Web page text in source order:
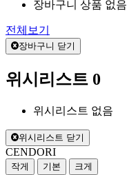
장바구니 상품 없음
전체보기
장바구니 닫기
위시리스트 0
위시리스트 없음
위시리스트 닫기
CENDORI
작게 기본 크게